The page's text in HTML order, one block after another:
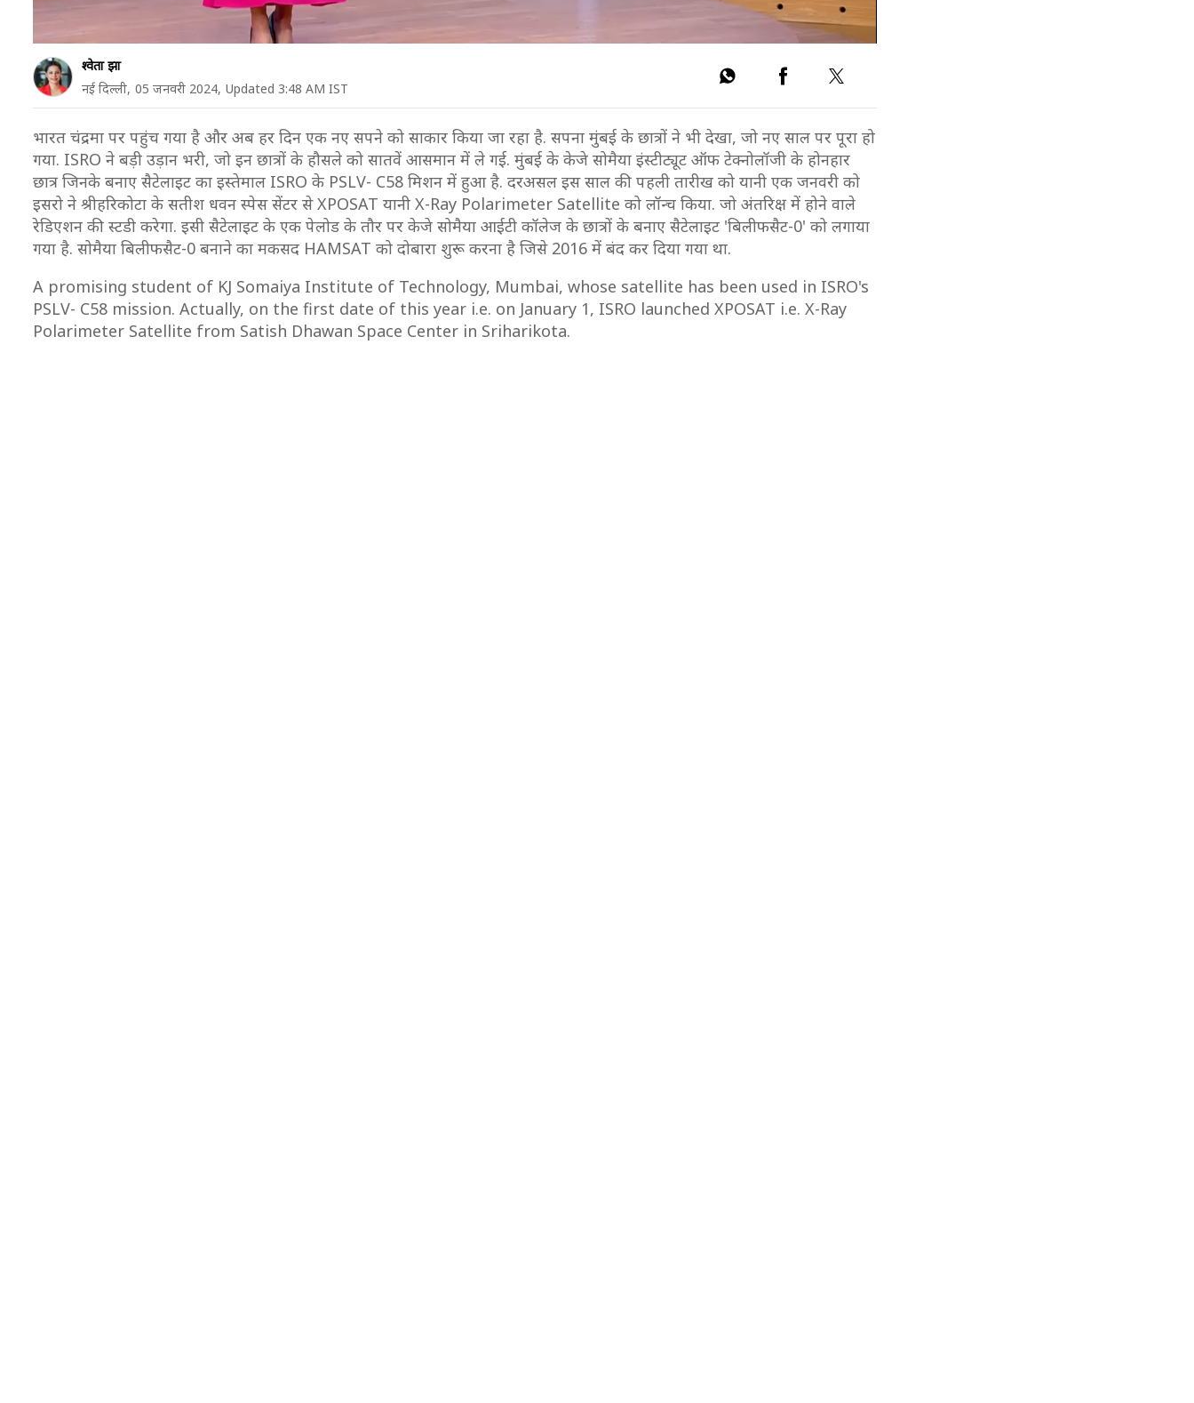
श्वेता झा
नई दिल्ली, 05 जनवरी 2024, Updated 3:48 AM IST
भारत चंद्रमा पर पहुंच गया है और अब हर दिन एक नए सपने को साकार किया जा रहा है. सपना मुंबई के छात्रों ने भी देखा, जो नए साल पर पूरा हो
गया. ISRO ने बड़ी उड़ान भरी, जो इन छात्रों के हौसले को सातवें आसमान में ले गई. मुंबई के केजे सोमैया इंस्टीट्यूट ऑफ टेक्नोलॉजी के होनहार
छात्र जिनके बनाए सैटेलाइट का इस्तेमाल ISRO के PSLV- C58 मिशन में हुआ है. दरअसल इस साल की पहली तारीख को यानी एक जनवरी को
इसरो ने श्रीहरिकोटा के सतीश धवन स्पेस सेंटर से XPOSAT यानी X-Ray Polarimeter Satellite को लॉन्च किया. जो अंतरिक्ष में होने वाले
रेडिएशन की स्टडी करेगा. इसी सैटेलाइट के एक पेलोड के तौर पर केजे सोमैया आईटी कॉलेज के छात्रों के बनाए सैटेलाइट 'बिलीफसैट-0' को लगाया
गया है. सोमैया बिलीफसैट-0 बनाने का मकसद HAMSAT को दोबारा शुरू करना है जिसे 2016 में बंद कर दिया गया था.
A promising student of KJ Somaiya Institute of Technology, Mumbai, whose satellite has been used in ISRO's
PSLV- C58 mission. Actually, on the first date of this year i.e. on January 1, ISRO launched XPOSAT i.e. X-Ray
Polarimeter Satellite from Satish Dhawan Space Center in Sriharikota.